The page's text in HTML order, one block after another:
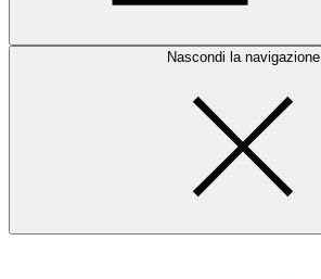
Nascondi la navigazione